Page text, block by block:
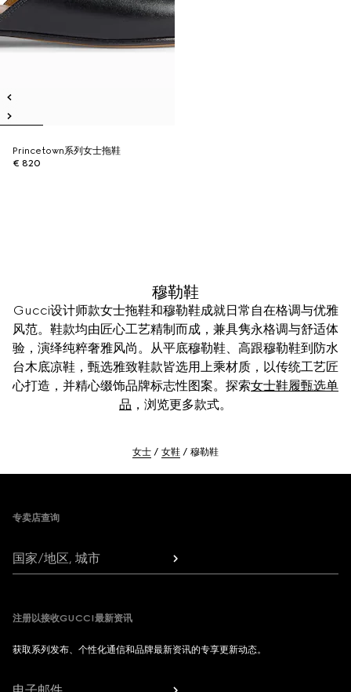
Princetown系列女士拖鞋
€ 820
穆勒鞋
Gucci设计师款女士拖鞋和穆勒鞋成就日常自在格调与优雅
风范。鞋款均由匠心工艺精制而成，兼具隽永格调与舒适体
验，演绎纯粹奢雅风尚。从平底穆勒鞋、高跟穆勒鞋到防水
台木底凉鞋，甄选雅致鞋款皆选用上乘材质，以传统工艺匠
心打造，并精心缀饰品牌标志性图案。探索女士鞋履甄选单
品 ，浏览更多款式。
女士 女鞋 穆勒鞋
专卖店查询
国家/地区, 城市
注册以接收GUCCI最新资讯
获取系列发布、个性化通信和品牌最新资讯的专享更新动态。